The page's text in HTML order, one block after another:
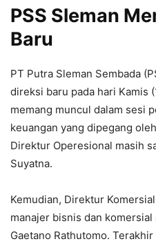
PSS Sleman
Baru
PT Putra Sleman Sembada
direksi baru pada hari Kamis
memang muncul dalam sesi
keuangan yang dipegang
Direktur Operesional masih
Suyatna.
Kemudian, Direktur
manajer bisnis dan
Gaetano Rathutomo.